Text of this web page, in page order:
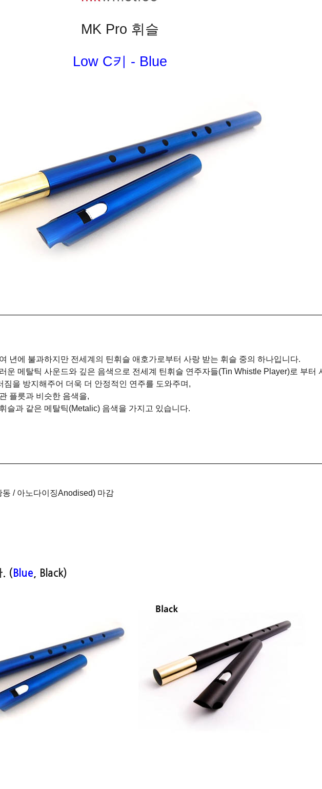
MK Pro 휘슬
Low C키 - Blue
년에 불과하지만 전세계의 틴휘슬 애호가로부터 사랑 받는 휘슬 중의 하나입니다.
운 메탈틱 사운드와 깊은 음색으로 전세계 틴휘슬 연주자들(Tin Whistle Player)로 부터
을 방지해주어 더욱 더 안정적인 연주를 도와주며,
플릇과 비슷한 음색을,
슬과 같은 메탈틱(Metalic) 음색을 가지고 있습니다.
동 / 아노다이징Anodised) 마감
. ( Blue , Black)